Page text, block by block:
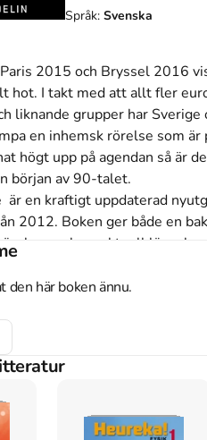
Språk: Svenska
2015 och Bryssel 2016
hot. I takt med att allt fler
liknande grupper har
en inhemsk rörelse som
högt upp på agendan så är
början av 90-talet.
är en kraftigt uppdaterad
2012. Boken ger både en
och en aktuell
tilläggsmaterial garanteras
krigare : från Al-Qaida till
1a upplagan av kursboken.
den här boken ännu.